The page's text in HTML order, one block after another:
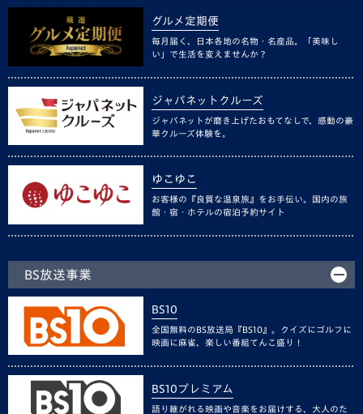
グルメ定期便
毎月届く、日本各地の名物・名産品。「美味し
い」で生活を変えませんか？
ジャパネットクルーズ
ジャパネットが磨き上げたおもてなしで、感動の豪
華クルーズ体験を。
ゆこゆこ
お客様の『良質な温泉旅』をお手伝い。国内の旅
館・宿・ホテルの宿泊予約サイト
BS放送事業
BS10
全国無料のBS放送局『BS10』。クイズにゴルフに
映画に麻雀、楽しい番組てんこ盛り！
BS10プレミアム
語り継がれる映画や音楽をお届けする、大人のた